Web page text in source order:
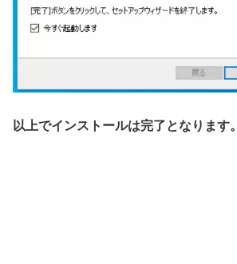
以上でインストールは完了となります。